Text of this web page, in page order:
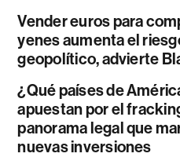
Vender euros para
yenes aumenta el
geopolítico, advierte
¿Qué países de
apuestan por el
panorama legal que
nuevas inversiones